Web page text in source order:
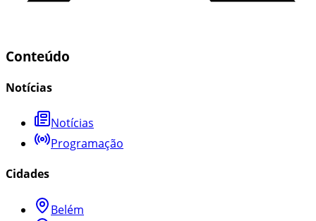
Conteúdo
Notícias
Notícias
Programação
Cidades
Belém